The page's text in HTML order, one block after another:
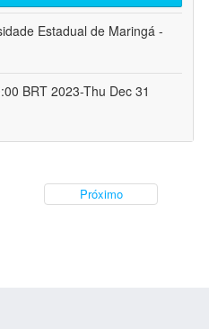
Estadual de Maringá -
BRT 2023-Thu Dec 31
Próximo